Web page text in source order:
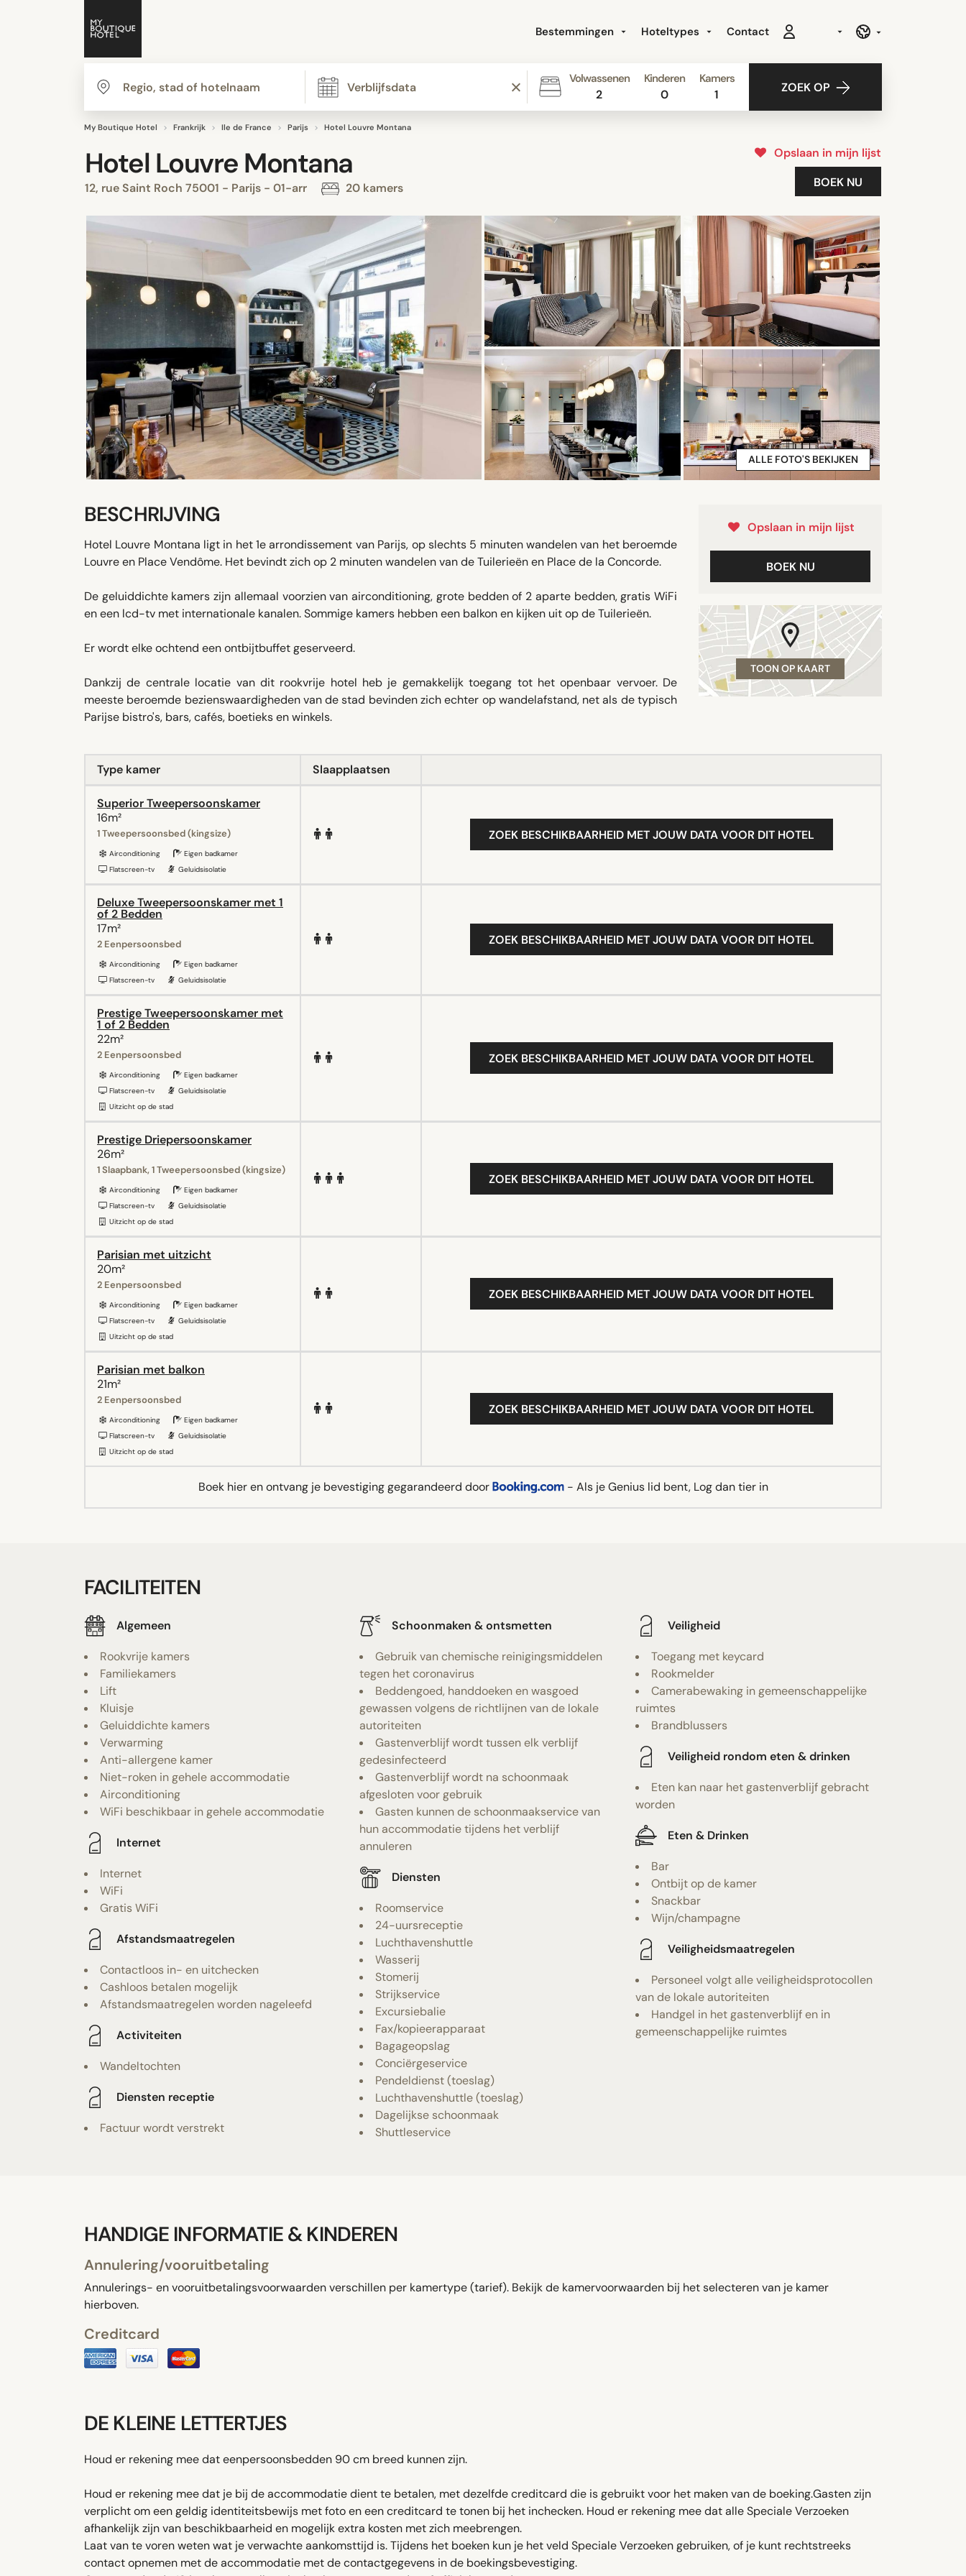
Bestemmingen Hoteltypes Contact
Volwassenen
2
Kinderen
0
Kamers
1 ZOEK OP
My Boutique Hotel Frankrijk Ile de France Parijs Hotel Louvre Montana
Hotel Louvre Montana
12, rue Saint Roch 75001 - Parijs - 01-arr 20 kamers
Opslaan in mijn lijst
BOEK NU
ALLE FOTO'S BEKIJKEN
Opslaan in mijn lijst
BOEK NU
TOON OP KAART
BESCHRIJVING
Hotel Louvre Montana ligt in het 1e arrondissement van Parijs, op slechts 5 minuten wandelen van het beroemde
Louvre en Place Vendôme. Het bevindt zich op 2 minuten wandelen van de Tuilerieën en Place de la Concorde.
De geluiddichte kamers zijn allemaal voorzien van airconditioning, grote bedden of 2 aparte bedden, gratis WiFi
en een lcd-tv met internationale kanalen. Sommige kamers hebben een balkon en kijken uit op de Tuilerieën.
Er wordt elke ochtend een ontbijtbuffet geserveerd.
Dankzij de centrale locatie van dit rookvrije hotel heb je gemakkelijk toegang tot het openbaar vervoer. De
meeste beroemde bezienswaardigheden van de stad bevinden zich echter op wandelafstand, net als de typisch
Parijse bistro's, bars, cafés, boetieks en winkels.
Type kamer Slaapplaatsen
Superior Tweepersoonskamer
16m²
1 Tweepersoonsbed (kingsize)
Airconditioning
Eigen badkamer
Flatscreen-tv
Geluidsisolatie
ZOEK BESCHIKBAARHEID MET JOUW DATA VOOR DIT HOTEL
Deluxe Tweepersoonskamer met 1
of 2 Bedden
17m²
2 Eenpersoonsbed
Airconditioning
Eigen badkamer
Flatscreen-tv
Geluidsisolatie
ZOEK BESCHIKBAARHEID MET JOUW DATA VOOR DIT HOTEL
Prestige Tweepersoonskamer met
1 of 2 Bedden
22m²
2 Eenpersoonsbed
Airconditioning
Eigen badkamer
Flatscreen-tv
Geluidsisolatie
Uitzicht op de stad
ZOEK BESCHIKBAARHEID MET JOUW DATA VOOR DIT HOTEL
Prestige Driepersoonskamer
26m²
1 Slaapbank, 1 Tweepersoonsbed (kingsize)
Airconditioning
Eigen badkamer
Flatscreen-tv
Geluidsisolatie
Uitzicht op de stad
ZOEK BESCHIKBAARHEID MET JOUW DATA VOOR DIT HOTEL
Parisian met uitzicht
20m²
2 Eenpersoonsbed
Airconditioning
Eigen badkamer
Flatscreen-tv
Geluidsisolatie
Uitzicht op de stad
ZOEK BESCHIKBAARHEID MET JOUW DATA VOOR DIT HOTEL
Parisian met balkon
21m²
2 Eenpersoonsbed
Airconditioning
Eigen badkamer
Flatscreen-tv
Geluidsisolatie
Uitzicht op de stad
ZOEK BESCHIKBAARHEID MET JOUW DATA VOOR DIT HOTEL
Boek hier en ontvang je bevestiging gegarandeerd door - Als je Genius lid bent, Log dan tier in
FACILITEITEN
Algemeen
Rookvrije kamers
Familiekamers
Lift
Kluisje
Geluiddichte kamers
Verwarming
Anti-allergene kamer
Niet-roken in gehele accommodatie
Airconditioning
WiFi beschikbaar in gehele accommodatie
Internet
Internet
WiFi
Gratis WiFi
Afstandsmaatregelen
Contactloos in- en uitchecken
Cashloos betalen mogelijk
Afstandsmaatregelen worden nageleefd
Activiteiten
Wandeltochten
Diensten receptie
Factuur wordt verstrekt
Schoonmaken & ontsmetten
Gebruik van chemische reinigingsmiddelen
tegen het coronavirus
Beddengoed, handdoeken en wasgoed
gewassen volgens de richtlijnen van de lokale
autoriteiten
Gastenverblijf wordt tussen elk verblijf
gedesinfecteerd
Gastenverblijf wordt na schoonmaak
afgesloten voor gebruik
Gasten kunnen de schoonmaakservice van
hun accommodatie tijdens het verblijf
annuleren
Diensten
Roomservice
24-uursreceptie
Luchthavenshuttle
Wasserij
Stomerij
Strijkservice
Excursiebalie
Fax/kopieerapparaat
Bagageopslag
Conciërgeservice
Pendeldienst (toeslag)
Luchthavenshuttle (toeslag)
Dagelijkse schoonmaak
Shuttleservice
Veiligheid
Toegang met keycard
Rookmelder
Camerabewaking in gemeenschappelijke
ruimtes
Brandblussers
Veiligheid rondom eten & drinken
Eten kan naar het gastenverblijf gebracht
worden
Eten & Drinken
Bar
Ontbijt op de kamer
Snackbar
Wijn/champagne
Veiligheidsmaatregelen
Personeel volgt alle veiligheidsprotocollen
van de lokale autoriteiten
Handgel in het gastenverblijf en in
gemeenschappelijke ruimtes
HANDIGE INFORMATIE & KINDEREN
Annulering/vooruitbetaling
Annulerings- en vooruitbetalingsvoorwaarden verschillen per kamertype (tarief). Bekijk de kamervoorwaarden bij het selecteren van je kamer
hierboven.
Creditcard
DE KLEINE LETTERTJES
Houd er rekening mee dat eenpersoonsbedden 90 cm breed kunnen zijn.
Houd er rekening mee dat je bij de accommodatie dient te betalen, met dezelfde creditcard die is gebruikt voor het maken van de boeking.Gasten zijn
verplicht om een ​​geldig identiteitsbewijs met foto en een creditcard te tonen bij het inchecken. Houd er rekening mee dat alle Speciale Verzoeken
afhankelijk zijn van beschikbaarheid en mogelijk extra kosten met zich meebrengen.
Laat van te voren weten wat je verwachte aankomsttijd is. Tijdens het boeken kun je het veld Speciale Verzoeken gebruiken, of je kunt rechtstreeks
contact opnemen met de accommodatie met de contactgegevens in de boekingsbevestiging.